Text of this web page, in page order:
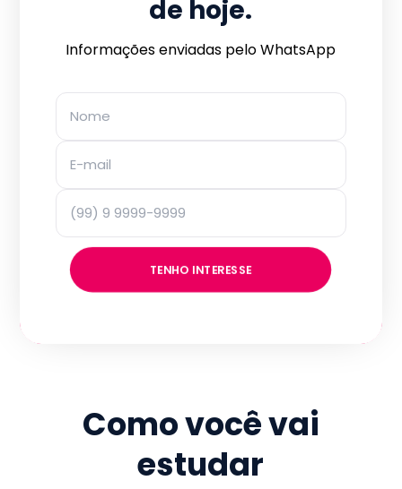
de hoje.
Informações enviadas pelo WhatsApp
TENHO INTERESSE
Como você vai
estudar